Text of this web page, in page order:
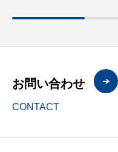
お問い合わせ
CONTACT